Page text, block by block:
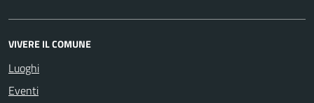
VIVERE IL COMUNE
Luoghi
Eventi